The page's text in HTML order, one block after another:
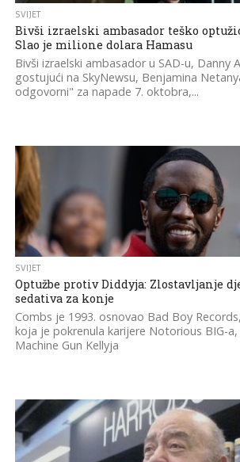
SVIJET
Bivši izraelski ambasador teško
Slao je milione dolara Hamasu
Bivši izraelski ambasador u SAD-u, Danny
gostujući na SkyNewsu, Benjamina
odgovorni" za napade 7. oktobra,...
SVIJET
Optužbe protiv Diddyja: Zlostavljanje
sedativa za konje
Combs je 1993. osnovao Bad Boy
koja je pokrenula karijere Notorious BIG-
Machine Gun Kellyja